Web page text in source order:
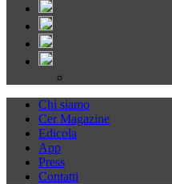
Chi siamo
Cer Magazine
Edicola
App
Press
Contatti